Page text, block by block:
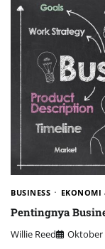
BUSINESS EKONOMI
Pentingnya
Willie Reed Oktober